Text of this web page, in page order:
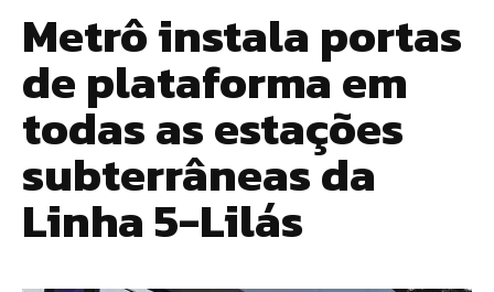
Metrô instala portas
de plataforma em
todas as estações
subterrâneas da
Linha 5-Lilás